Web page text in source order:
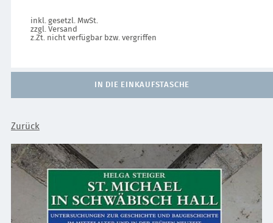
inkl. gesetzl. MwSt.
zzgl. Versand
z.Zt. nicht verfügbar bzw. vergriffen
IN DIE EINKAUFSTASCHE
Zurück